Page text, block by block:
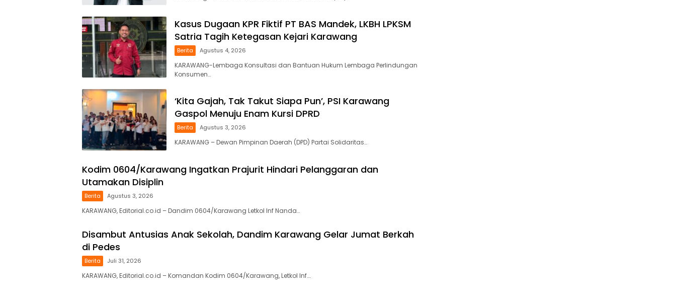
Kasus Dugaan KPR Fiktif PT BAS Mandek, LKBH LPKSM
Satria Tagih Ketegasan Kejari Karawang
Berita Agustus 4, 2026
KARAWANG-Lembaga Konsultasi dan Bantuan Hukum Lembaga Perlindungan
Konsumen…
‘Kita Gajah, Tak Takut Siapa Pun’, PSI Karawang
Gaspol Menuju Enam Kursi DPRD
Berita Agustus 3, 2026
KARAWANG – Dewan Pimpinan Daerah (DPD) Partai Solidaritas…
Kodim 0604/Karawang Ingatkan Prajurit Hindari Pelanggaran dan
Utamakan Disiplin
Berita Agustus 3, 2026
KARAWANG, Editorial.co.id – Dandim 0604/Karawang Letkol Inf Nanda…
Disambut Antusias Anak Sekolah, Dandim Karawang Gelar Jumat Berkah
di Pedes
Berita Juli 31, 2026
KARAWANG, Editorial.co.id – Komandan Kodim 0604/Karawang, Letkol Inf….